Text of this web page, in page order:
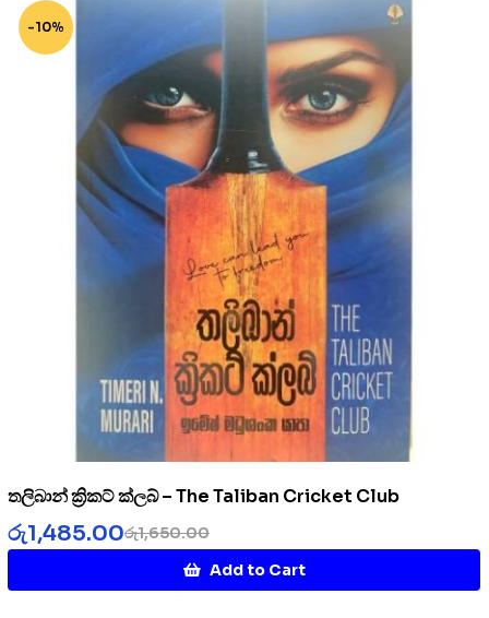
-10%
තලිබාන් ක්‍රිකට් ක්ලබ් – The Taliban Cricket Club
රු1,650.00
රු1,485.00
Add to Cart